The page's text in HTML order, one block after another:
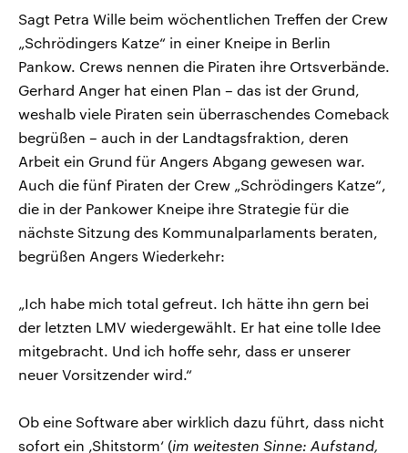
Sagt Petra Wille beim wöchentlichen Treffen der Crew
„Schrödingers Katze“ in einer Kneipe in Berlin
Pankow. Crews nennen die Piraten ihre Ortsverbände.
Gerhard Anger hat einen Plan – das ist der Grund,
weshalb viele Piraten sein überraschendes Comeback
begrüßen – auch in der Landtagsfraktion, deren
Arbeit ein Grund für Angers Abgang gewesen war.
Auch die fünf Piraten der Crew „Schrödingers Katze“,
die in der Pankower Kneipe ihre Strategie für die
nächste Sitzung des Kommunalparlaments beraten,
begrüßen Angers Wiederkehr:
„Ich habe mich total gefreut. Ich hätte ihn gern bei
der letzten LMV wiedergewählt. Er hat eine tolle Idee
mitgebracht. Und ich hoffe sehr, dass er unserer
neuer Vorsitzender wird.“
Ob eine Software aber wirklich dazu führt, dass nicht
sofort ein ‚Shitstorm‘ (im weitesten Sinne: Aufstand,